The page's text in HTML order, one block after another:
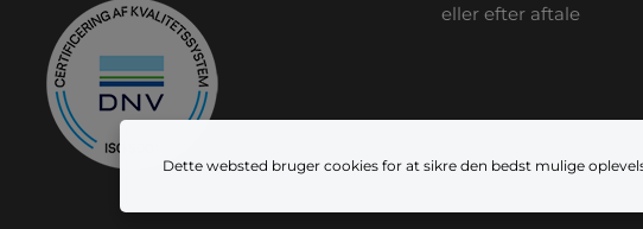
eller efter aftale
Dette websted bruger cookies for at sikre den bedst mulige